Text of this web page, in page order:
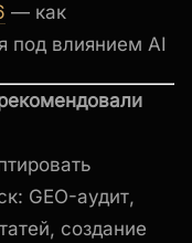
— как
под влиянием AI
GEO-аудит,
создание